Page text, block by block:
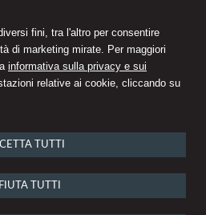
fini, tra l'altro per consentire
di marketing mirate. Per maggiori
informativa sulla privacy e sui
relative ai cookie, cliccando su
TUTTI
TUTTI